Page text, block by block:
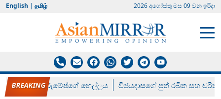
English | தமிழ் 2026 අගෝස්‍තු මස 09 වන ඉරිදා
රන් ගෙනා රුමේෂ්ගේ හෙල්ලය විජයදාසගේ පුත් රඛිත සහ චරිත්